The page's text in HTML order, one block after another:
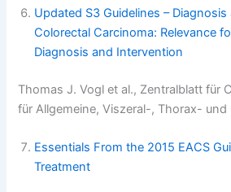
Updated S3 Guidelines –
Colorectal Carcinoma: Relevance
Diagnosis and Intervention
Thomas J. Vogl et al., Zentralblatt für
für Allgemeine, Viszeral-, Thorax- und
Essentials From the 2015 EACS
Treatment